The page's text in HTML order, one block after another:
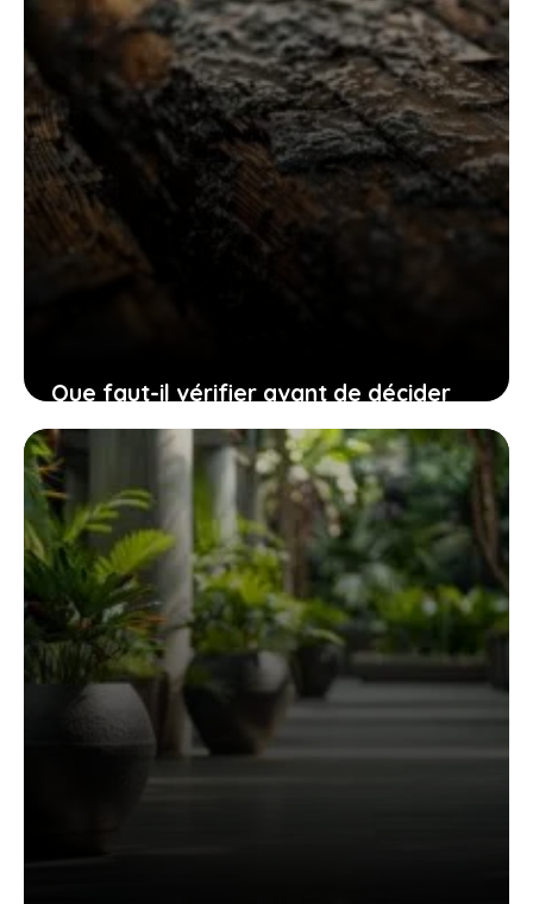
Que faut-il vérifier avant de décider
d’enlever le parquet de votre salon ?
25 juillet 2025